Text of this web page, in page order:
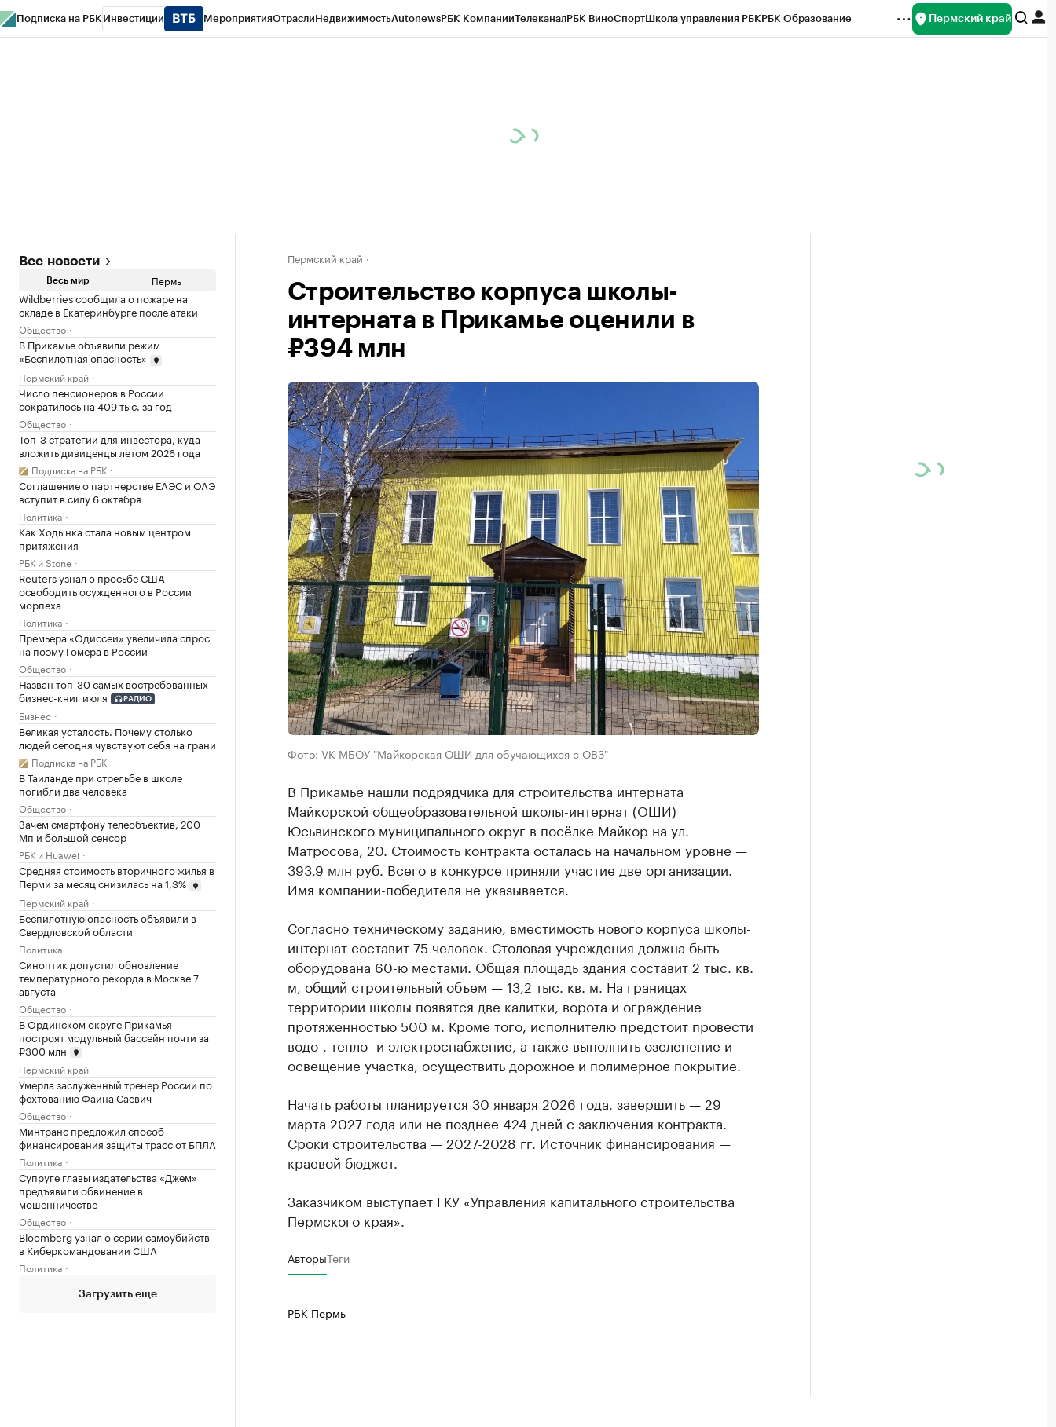
Подписка на РБК Инвестиции МероприятияОтраслиНедвижимостьAutonewsРБК КомпанииТелеканалРБК ВиноСпортШкола управления РБКРБК Образование Пермский край
Все новости
Весь мир Пермь
Wildberries сообщила о пожаре на
складе в Екатеринбурге после атаки
Общество
В Прикамье объявили режим
«Беспилотная опасность»
Пермский край
Число пенсионеров в России
сократилось на 409 тыс. за год
Общество
Топ-3 стратегии для инвестора, куда
вложить дивиденды летом 2026 года
Подписка на РБК
Соглашение о партнерстве ЕАЭС и ОАЭ
вступит в силу 6 октября
Политика
Как Ходынка стала новым центром
притяжения
РБК и Stone
Reuters узнал о просьбе США
освободить осужденного в России
морпеха
Политика
Премьера «Одиссеи» увеличила спрос
на поэму Гомера в России
Общество
Назван топ-30 самых востребованных
бизнес-книг июля
РАДИО
Бизнес
Великая усталость. Почему столько
людей сегодня чувствуют себя на грани
Подписка на РБК
В Таиланде при стрельбе в школе
погибли два человека
Общество
Зачем смартфону телеобъектив, 200
Мп и большой сенсор
РБК и Huawei
Средняя стоимость вторичного жилья в
Перми за месяц снизилась на 1,3%
Пермский край
Беспилотную опасность объявили в
Свердловской области
Политика
Синоптик допустил обновление
температурного рекорда в Москве 7
августа
Общество
В Ординском округе Прикамья
построят модульный бассейн почти за
₽300 млн
Пермский край
Умерла заслуженный тренер России по
фехтованию Фаина Саевич
Общество
Минтранс предложил способ
финансирования защиты трасс от БПЛА
Политика
Супруге главы издательства «Джем»
предъявили обвинение в
мошенничестве
Общество
Bloomberg узнал о серии самоубийств
в Киберкомандовании США
Политика
Загрузить еще
Пермский край
Строительство корпуса школы-
интерната в Прикамье оценили в
₽394 млн
Фото: VK МБОУ "Майкорская ОШИ для обучающихся с ОВЗ"
В Прикамье нашли подрядчика для строительства интерната
Майкорской общеобразовательной школы-интернат (ОШИ)
Юсьвинского муниципального округ в посёлке Майкор на ул.
Матросова, 20. Стоимость контракта осталась на начальном уровне —
393,9 млн руб. Всего в конкурсе приняли участие две организации.
Имя компании-победителя не указывается.
Согласно техническому заданию, вместимость нового корпуса школы-
интернат составит 75 человек. Столовая учреждения должна быть
оборудована 60-ю местами. Общая площадь здания составит 2 тыс. кв.
м, общий строительный объем — 13,2 тыс. кв. м. На границах
территории школы появятся две калитки, ворота и ограждение
протяженностью 500 м. Кроме того, исполнителю предстоит провести
водо-, тепло- и электроснабжение, а также выполнить озеленение и
освещение участка, осуществить дорожное и полимерное покрытие.
Начать работы планируется 30 января 2026 года, завершить — 29
марта 2027 года или не позднее 424 дней с заключения контракта.
Сроки строительства — 2027-2028 гг. Источник финансирования —
краевой бюджет.
Заказчиком выступает ГКУ «Управления капитального строительства
Пермского края».
АвторыТеги
РБК Пермь